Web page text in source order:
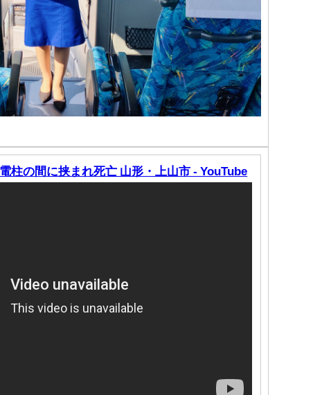
柱の間に挟まれ死亡 山形・上山市 - YouTube